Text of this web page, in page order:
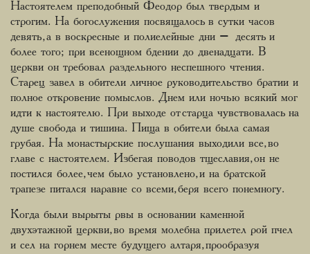
Настоятелем преподобный Феодор был твердым и
строгим. На богослужения посвящалось в сутки часов
девять, а в воскресные и полиелейные дни – десять и
более того; при всенощном бдении до двенадцати. В
церкви он требовал раздельного неспешного чтения.
Старец завел в обители личное руководительство братии и
полное откровение помыслов. Днем или ночью всякий мог
идти к настоятелю. При выходе от старца чувствовалась на
душе свобода и тишина. Пища в обители была самая
грубая. На монастырские послушания выходили все, во
главе с настоятелем. Избегая поводов тщеславия, он не
постился более, чем было установлено, и на братской
трапезе питался наравне со всеми, беря всего понемногу.
Когда были вырыты рвы в основании каменной
двухэтажной церкви, во время молебна прилетел рой пчел
и сел на горнем месте будущего алтаря, прообразуя